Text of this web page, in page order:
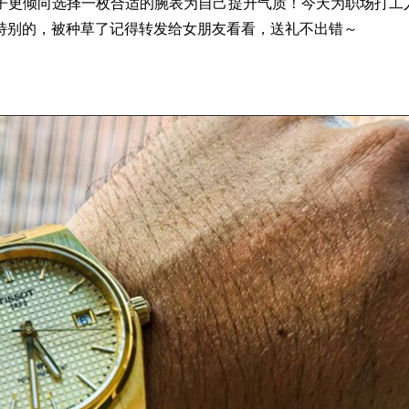
更倾向选择一枚合适的腕表为自己提升气质！今天为职场打工
的，被种草了记得转发给女朋友看看，送礼不出错～